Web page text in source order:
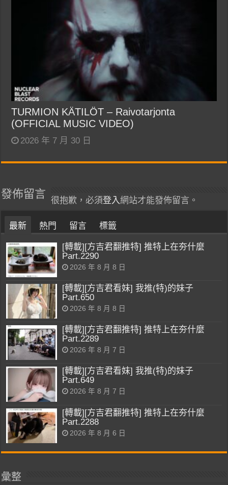
TURMION KÄTILÖT – Raivotarjonta
(OFFICIAL MUSIC VIDEO)
2026 年 7 月 30 日
發佈留言
很抱歉，必須登入網站才能發佈留言。
最新 熱門 留言 標籤
[轉載][方吉君翻推特] 推特上在夯什麼
Part.2290
2026 年 8 月 8 日
[轉載][方吉君看妹] 我推(特)的妹子
Part.650
2026 年 8 月 8 日
[轉載][方吉君翻推特] 推特上在夯什麼
Part.2289
2026 年 8 月 7 日
[轉載][方吉君看妹] 我推(特)的妹子
Part.649
2026 年 8 月 7 日
[轉載][方吉君翻推特] 推特上在夯什麼
Part.2288
2026 年 8 月 6 日
彙整